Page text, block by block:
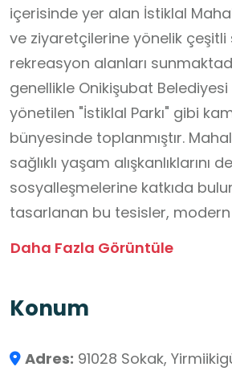
içerisinde yer alan İstiklal
ve ziyaretçilerine yönelik
rekreasyon alanları
genellikle Onikişubat
yönetilen "İstiklal Parkı" gibi
bünyesinde toplanmıştır.
sağlıklı yaşam alışkanlıklarını
sosyalleşmelerine katkıda
tasarlanan bu tesisler,
yapıya sahiptir. Park alanları
sahaları mevcuttur. Bu sahalar,
ışıklandırma sistemlerine
Daha Fazla Görüntüle
Konum
Adres: 91028 Sokak,